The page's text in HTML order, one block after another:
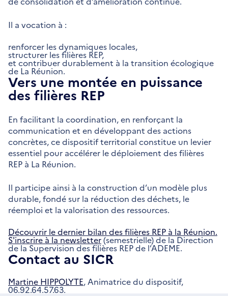
Il a vocation à :
renforcer les dynamiques locales,
structurer les filières REP,
et contribuer durablement à la transition écologique
de La Réunion.
Vers une montée en puissance
des filières REP
En facilitant la coordination, en renforçant la
communication et en développant des actions
concrètes, ce dispositif territorial constitue un levier
essentiel pour accélérer le déploiement des filières
REP à La Réunion.
Il participe ainsi à la construction d’un modèle plus
durable, fondé sur la réduction des déchets, le
réemploi et la valorisation des ressources.
Découvrir le dernier bilan des filières REP à la Réunion.
S'inscrire à la newsletter(semestrielle) de la Direction
de la Supervision des filières REP de l’ADEME.
Contact au SICR
Martine HIPPOLYTE, Animatrice du dispositif,
06.92.64.57.63.